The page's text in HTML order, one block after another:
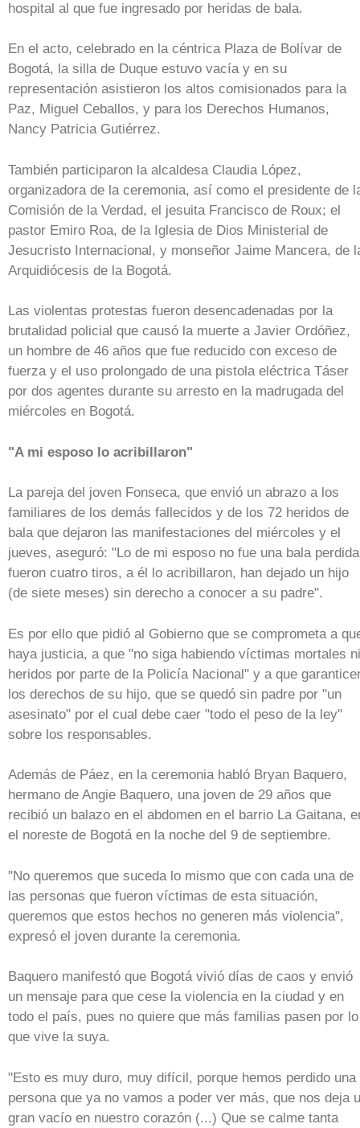
hospital al que fue ingresado por heridas de bala.
En el acto, celebrado en la céntrica Plaza de Bolívar de
Bogotá, la silla de Duque estuvo vacía y en su
representación asistieron los altos comisionados para la
Paz, Miguel Ceballos, y para los Derechos Humanos,
Nancy Patricia Gutiérrez.
También participaron la alcaldesa Claudia López,
organizadora de la ceremonia, así como el presidente de
Comisión de la Verdad, el jesuita Francisco de Roux; el
pastor Emiro Roa, de la Iglesia de Dios Ministerial de
Jesucristo Internacional, y monseñor Jaime Mancera, de
Arquidiócesis de la Bogotá.
Las violentas protestas fueron desencadenadas por la
brutalidad policial que causó la muerte a Javier Ordóñez,
un hombre de 46 años que fue reducido con exceso de
fuerza y el uso prolongado de una pistola eléctrica Táser
por dos agentes durante su arresto en la madrugada del
miércoles en Bogotá.
"A mi esposo lo acribillaron"
La pareja del joven Fonseca, que envió un abrazo a los
familiares de los demás fallecidos y de los 72 heridos de
bala que dejaron las manifestaciones del miércoles y el
jueves, aseguró: "Lo de mi esposo no fue una bala
fueron cuatro tiros, a él lo acribillaron, han dejado un hijo
(de siete meses) sin derecho a conocer a su padre".
Es por ello que pidió al Gobierno que se comprometa a
haya justicia, a que "no siga habiendo víctimas mortales ni
heridos por parte de la Policía Nacional" y a que
los derechos de su hijo, que se quedó sin padre por "un
asesinato" por el cual debe caer "todo el peso de la ley"
sobre los responsables.
Además de Páez, en la ceremonia habló Bryan Baquero,
hermano de Angie Baquero, una joven de 29 años que
recibió un balazo en el abdomen en el barrio La Gaitana,
el noreste de Bogotá en la noche del 9 de septiembre.
"No queremos que suceda lo mismo que con cada una de
las personas que fueron víctimas de esta situación,
queremos que estos hechos no generen más violencia",
expresó el joven durante la ceremonia.
Baquero manifestó que Bogotá vivió días de caos y envió
un mensaje para que cese la violencia en la ciudad y en
todo el país, pues no quiere que más familias pasen por lo
que vive la suya.
"Esto es muy duro, muy difícil, porque hemos perdido una
persona que ya no vamos a poder ver más, que nos deja
gran vacío en nuestro corazón (...) Que se calme tanta